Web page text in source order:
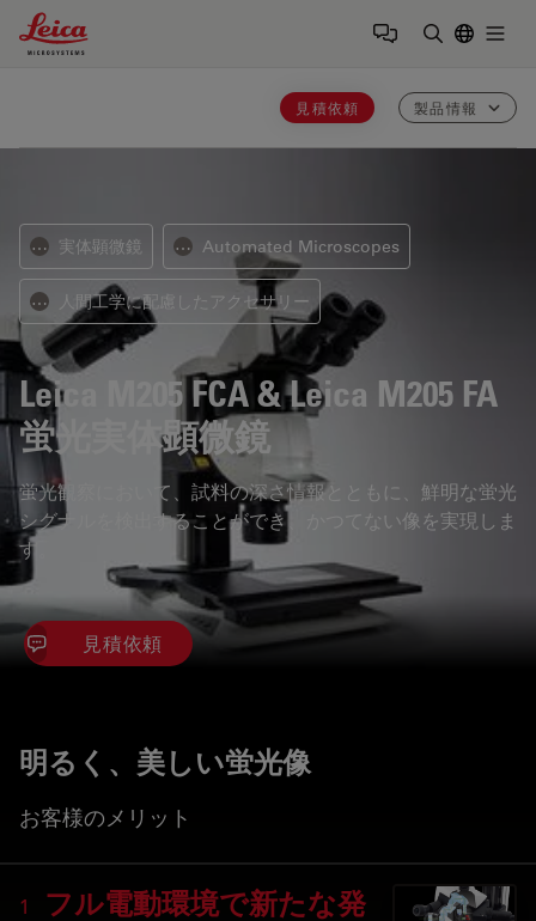
Leica Microsystems Logo
見積依頼 製品情報
⋯ 実体顕微鏡 ⋯ Automated Microscopes
⋯ 人間工学に配慮したアクセサリー
Leica M205 FCA & Leica M205 FA
蛍光実体顕微鏡
蛍光観察において、試料の深さ情報とともに、鮮明な蛍光
シグナルを検出することができ、かつてない像を実現しま
す。
見積依頼
明るく、美しい蛍光像
お客様のメリット
1
フル電動環境で新たな発